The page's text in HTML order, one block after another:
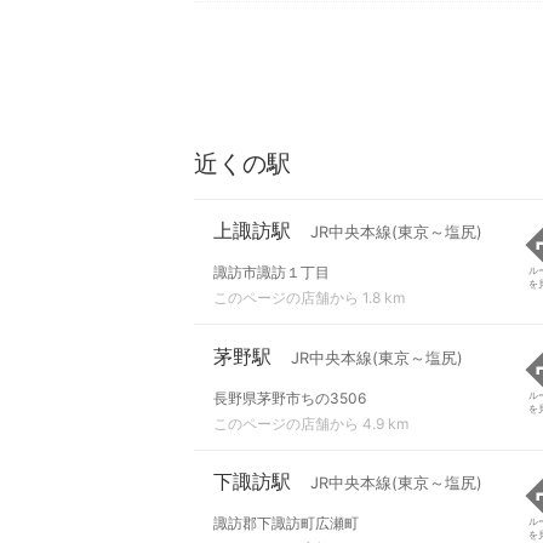
近くの駅
上諏訪駅 JR中央本線(東京～塩尻)
諏訪市諏訪１丁目
このページの店舗から 1.8 km
ル
を
茅野駅 JR中央本線(東京～塩尻)
長野県茅野市ちの3506
このページの店舗から 4.9 km
ル
を
下諏訪駅 JR中央本線(東京～塩尻)
諏訪郡下諏訪町広瀬町
ル
を